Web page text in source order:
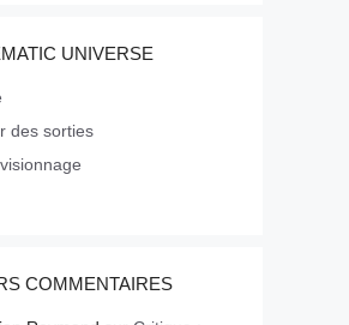
UNIVERSE
des sorties
COMMENTAIRES